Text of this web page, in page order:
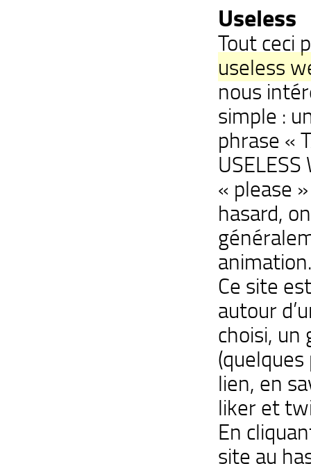
Useless
Tout ceci
useless
nous
simple :
phrase «
USELESS
« please
hasard,
animation.
Ce site
autour
choisi, un
lien, en
liker et
En
site au